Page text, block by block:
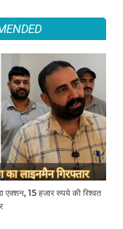
15 हजार रुपये की रिश्वत